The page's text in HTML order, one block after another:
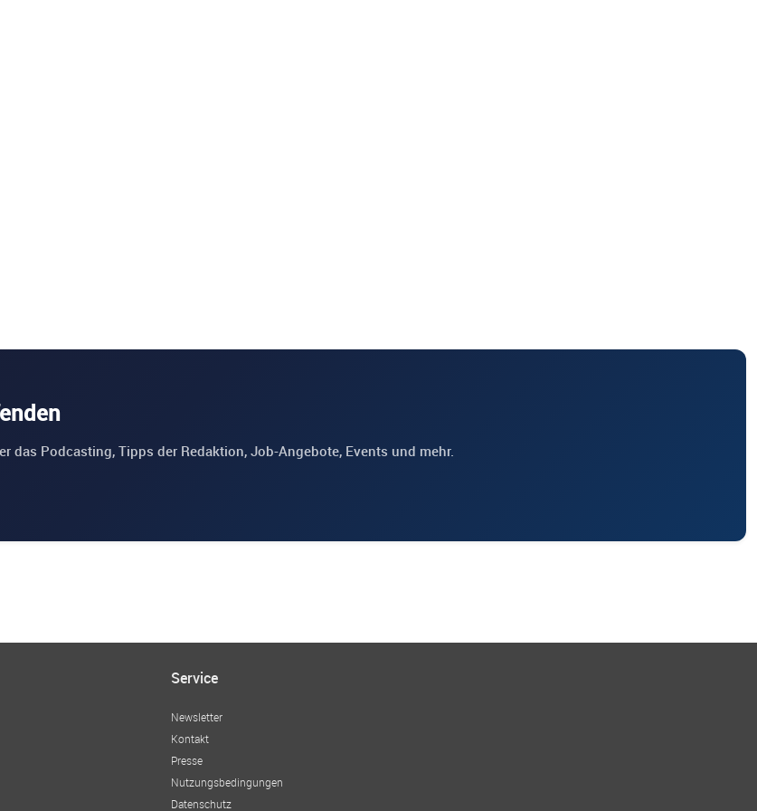
das Podcasting, Tipps der Redaktion, Job-Angebote, Events und mehr.
Service
Newsletter
Kontakt
Presse
Nutzungsbedingungen
Datenschutz